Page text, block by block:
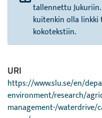
tallennettu
kuitenkin olla
kokotekstiin.
URI
https://www.slu.se/en/
environment/research/
management-/waterdrive/